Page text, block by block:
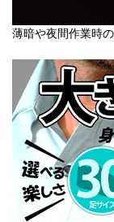
薄暗や夜間作業時